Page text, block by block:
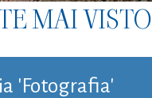
MAI VISTO
'Fotografia'